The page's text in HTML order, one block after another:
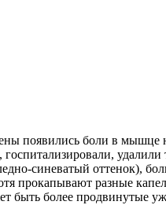
появились боли в
синеватый оттенок),
прокапывают разные
более продвинутые